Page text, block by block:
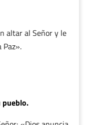
altar al Señor y le
Paz».
pueblo.